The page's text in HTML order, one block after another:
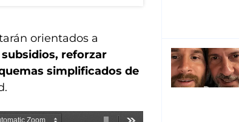
orientados a
reforzar
simplificados de